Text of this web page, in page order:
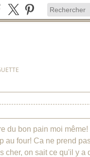
du bon pain moi
au four! Ca ne prend
cher, on sait ce qu'il y